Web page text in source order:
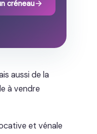
créneau
aussi de la
à vendre
et vénale